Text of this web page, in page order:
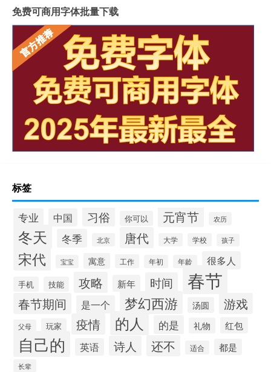
免费可商用字体批量下载
标签
专业 中国 习俗 你可以 元宵节 农历
冬天 冬季 北京 唐代 大学 学校 孩子
宋代 宝宝 寓意 工作 年初 年龄 很多人
手机 技能 攻略 新年 时间 春节
春节期间 是一个 梦幻西游 汤圆 游戏
父母 玩家 疫情 的人 的是 礼物 红包
自己的 英语 诗人 还不 适合 都是
长辈